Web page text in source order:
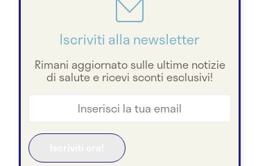
Iscriviti alla newsletter
Rimani aggiornato sulle ultime notizie
di salute e ricevi sconti esclusivi!